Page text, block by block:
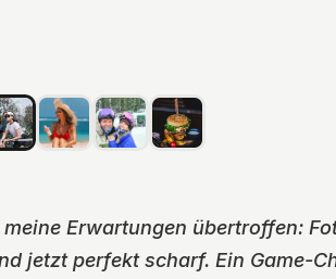
Erwartungen übertroffen:
jetzt perfekt scharf. Ein Game-